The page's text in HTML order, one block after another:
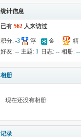
统计信息
已有 562 人来访过
积分: -3
浮
云:461
金
钱:1
精
华:--
好友: -- 主题: 1 日志:-- 相册: --
相册
现在还没有相册
记录